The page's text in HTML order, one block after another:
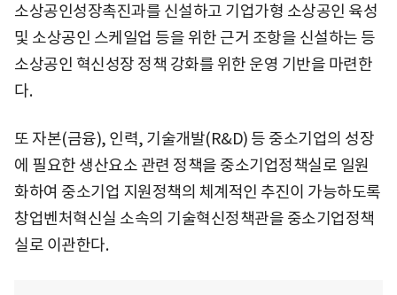
소상공인성장촉진과를 신설하고 기업가형 소상공인 육성
및 소상공인 스케일업 등을 위한 근거 조항을 신설하는 등
소상공인 혁신성장 정책 강화를 위한 운영 기반을 마련한
다.
또 자본(금융), 인력, 기술개발(R&D) 등 중소기업의 성장
에 필요한 생산요소 관련 정책을 중소기업정책실로 일원
화하여 중소기업 지원정책의 체계적인 추진이 가능하도록
창업벤처혁신실 소속의 기술혁신정책관을 중소기업정책
실로 이관한다.